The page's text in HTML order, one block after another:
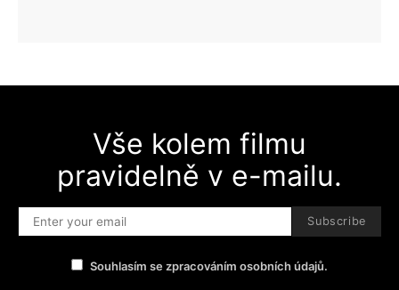
Vše kolem filmu
pravidelně v e-mailu.
Subscribe
Souhlasím se zpracováním osobních údajů.